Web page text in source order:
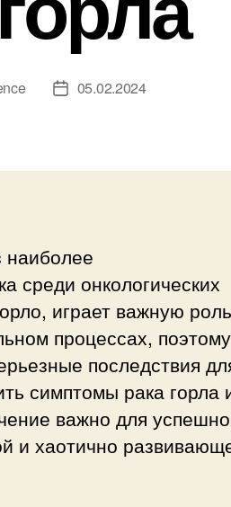
Дата05.02.2024
наиболее
среди онкологических
играет важную
процессах,
последствия
симптомы рака горла
важно для
и хаотично